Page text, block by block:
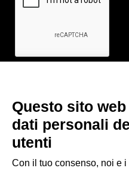
- Ufficio di informazione e
-
Questo sito
dati personali
utenti
Con il tuo consenso, noi e